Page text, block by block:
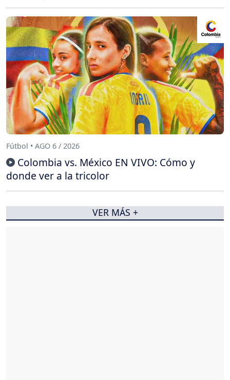
Fútbol • AGO 6 / 2026
Colombia vs. México EN VIVO: Cómo y
donde ver a la tricolor
VER MÁS +